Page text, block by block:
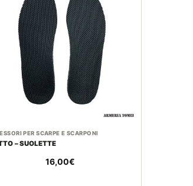
recente
PER SCARPE E SCARPONI
– SUOLETTE
16,00€